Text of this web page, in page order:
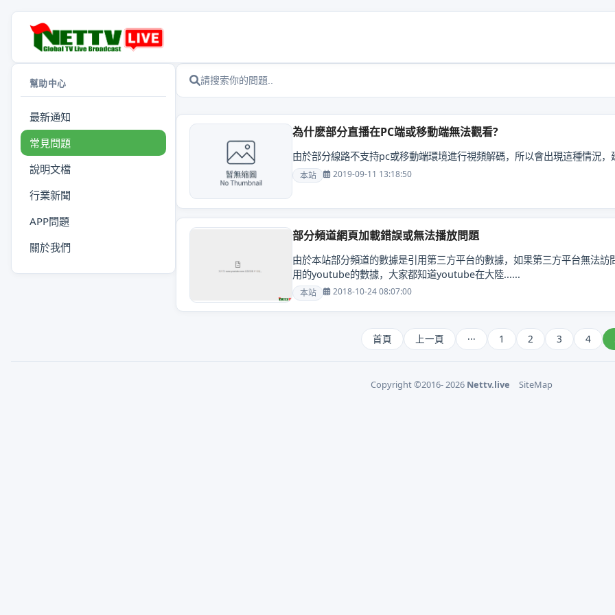
幫助中心
最新通知
常見問題
說明文檔
行業新聞
APP問題
關於我們
為什麽部分直播在PC端或移動端無法觀看?
由於部分線路不支持pc或移動端環境進行視頻解碼，所以會出現這種情況
本站 2019-09-11 13:18:50
部分頻道網頁加載錯誤或無法播放問題
由於本站部分頻道的數據是引用第三方平台的數據，如果第三方平台無法
用的youtube的數據，大家都知道youtube在大陸......
本站 2018-10-24 08:07:00
首頁 上一頁 ··· 1 2 3 4
Copyright ©2016- 2026 Nettv.live SiteMap